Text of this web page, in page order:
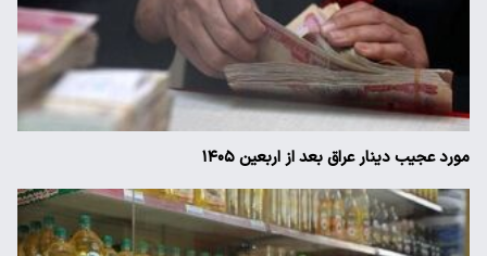
مورد عجیب دینار عراق بعد از اربعین ۱۴۰۵